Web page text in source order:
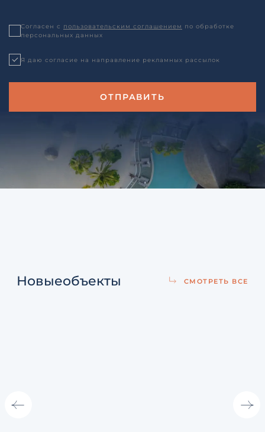
Согласен с пользовательским соглашением по обработке
персональных данных
Я даю согласие на направление рекламных рассылок
Новыеобъекты СМОТРЕТЬ ВСЕ